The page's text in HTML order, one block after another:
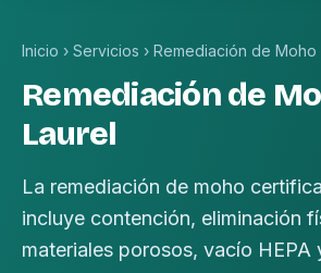
Inicio › Servicios › Remediación de Moho
Remediación de
Laurel
La remediación de moho
incluye contención, eliminación
materiales porosos, vacío HEPA